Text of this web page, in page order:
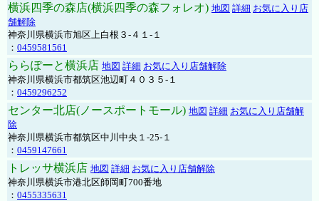
横浜四季の森店(横浜四季の森フォレオ) 地図 詳細 お気に入り店
舗解除
神奈川県横浜市旭区上白根３-４１-１
： 0459581561
ららぽーと横浜店 地図 詳細 お気に入り店舗解除
神奈川県横浜市都筑区池辺町４０３５-１
： 0459296252
センター北店(ノースポートモール) 地図 詳細 お気に入り店舗解
除
神奈川県横浜市都筑区中川中央１-25-１
： 0459147661
トレッサ横浜店 地図 詳細 お気に入り店舗解除
神奈川県横浜市港北区師岡町700番地
： 0455335631